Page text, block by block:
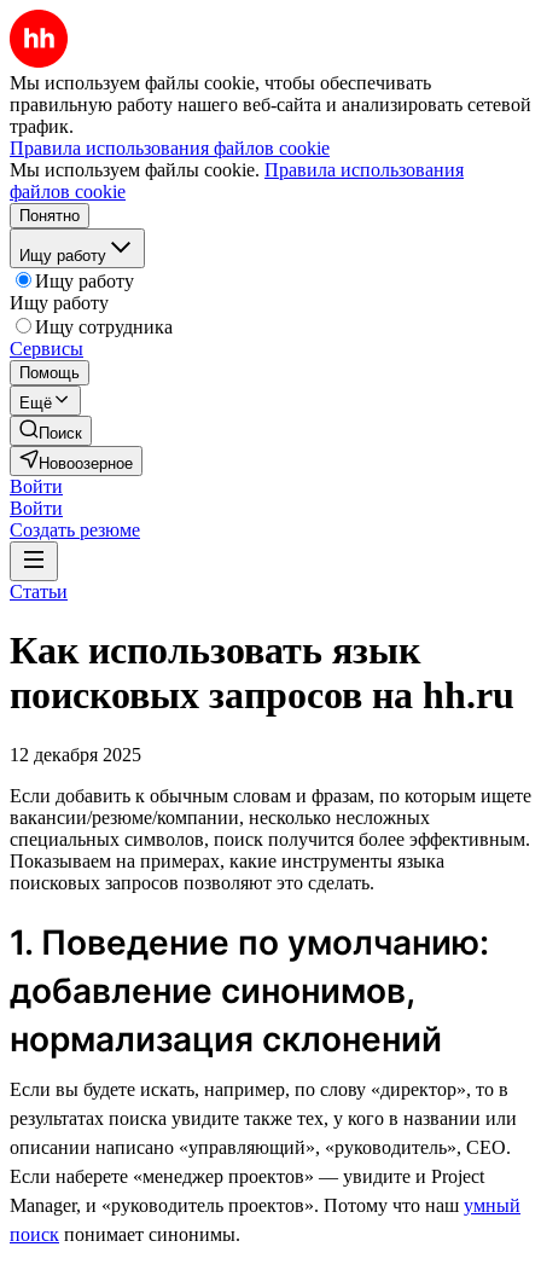
Мы используем файлы cookie, чтобы обеспечивать
правильную работу нашего веб-сайта и анализировать сетевой
трафик.
Правила использования файлов cookie
Мы используем файлы cookie. Правила использования
файлов cookie
Понятно
Ищу работу
Ищу работу
Ищу работу
Ищу сотрудника
Сервисы
Помощь
Ещё
Поиск
Новоозерное
Войти
Войти
Создать резюме
Статьи
Как использовать язык
поисковых запросов на hh.ru
12 декабря 2025
Если добавить к обычным словам и фразам, по которым ищете
вакансии/резюме/компании, несколько несложных
специальных символов, поиск получится более эффективным.
Показываем на примерах, какие инструменты языка
поисковых запросов позволяют это сделать.
1. Поведение по умолчанию:
добавление синонимов,
нормализация склонений
Если вы будете искать, например, по слову «директор», то в
результатах поиска увидите также тех, у кого в названии или
описании написано «управляющий», «руководитель», CEO.
Если наберете «менеджер проектов» — увидите и Project
Manager, и «руководитель проектов». Потому что наш умный
поиск понимает синонимы.